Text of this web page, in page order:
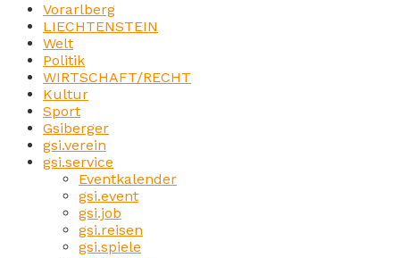
Vorarlberg
LIECHTENSTEIN
Welt
Politik
WIRTSCHAFT/RECHT
Kultur
Sport
Gsiberger
gsi.verein
gsi.service
Eventkalender
gsi.event
gsi.job
gsi.reisen
gsi.spiele